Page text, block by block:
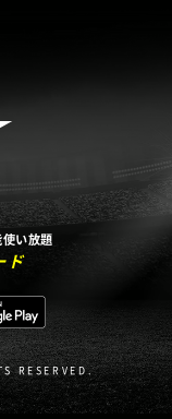
い放題
ド
RESERVED.